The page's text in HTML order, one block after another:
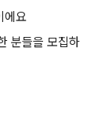
에요
분들을 모집하